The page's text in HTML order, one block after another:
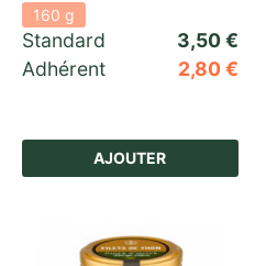
160 g
Standard 3,50€
Adhérent
2,80€
AJOUTER